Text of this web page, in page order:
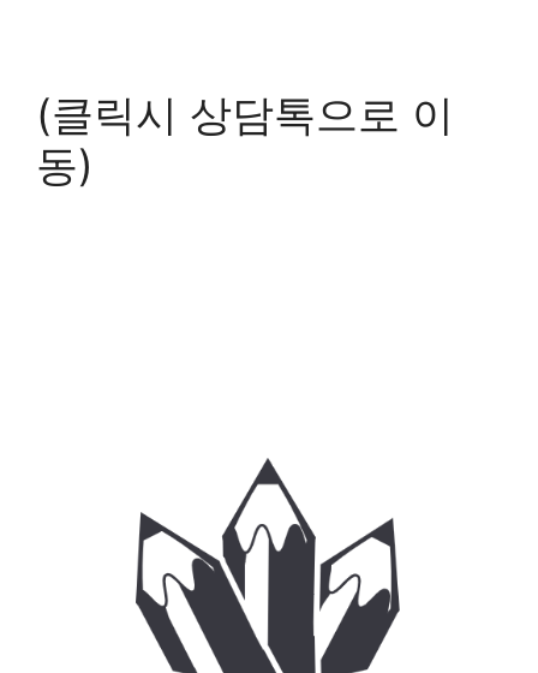
(클릭시 상담톡으로 이
동)